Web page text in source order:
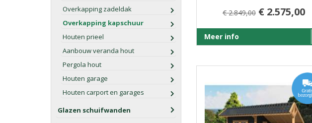
Overkapping zadeldak
Overkapping kapschuur
Houten prieel
Aanbouw veranda hout
Pergola hout
Houten garage
Houten carport en garages
Glazen schuifwanden
€ 2.849,00 € 2.575,00
Meer info